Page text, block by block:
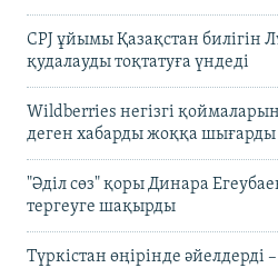
CPJ ұйымы Қазақстан билігін
қудалауды тоқтатуға үндеді
Wildberries негізгі
деген хабарды жоққа шығарды
"Әділ сөз" қоры Динара
тергеуге шақырды
Түркістан өңірінде әйелдерді